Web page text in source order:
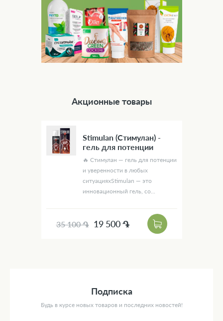
Акционные товары
Stimulan (Стимулан) -
гель для потенции
🔥 Стимулан — гель для потенции
и уверенности в любых
ситуацияхStimulan — это
инновационный гель, со...
35 100 ֏ 19 500 ֏
Подписка
Будь в курсе новых товаров и последних новостей!